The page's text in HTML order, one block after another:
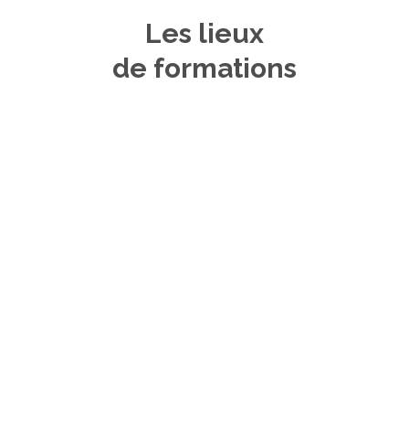
Les lieux
de formations